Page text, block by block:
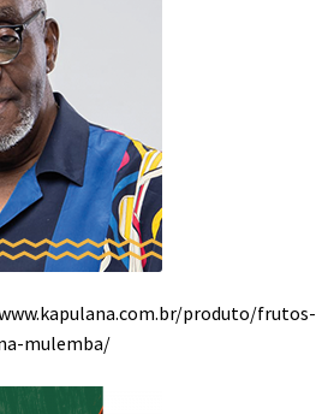
produto/frutos-
mulemba/